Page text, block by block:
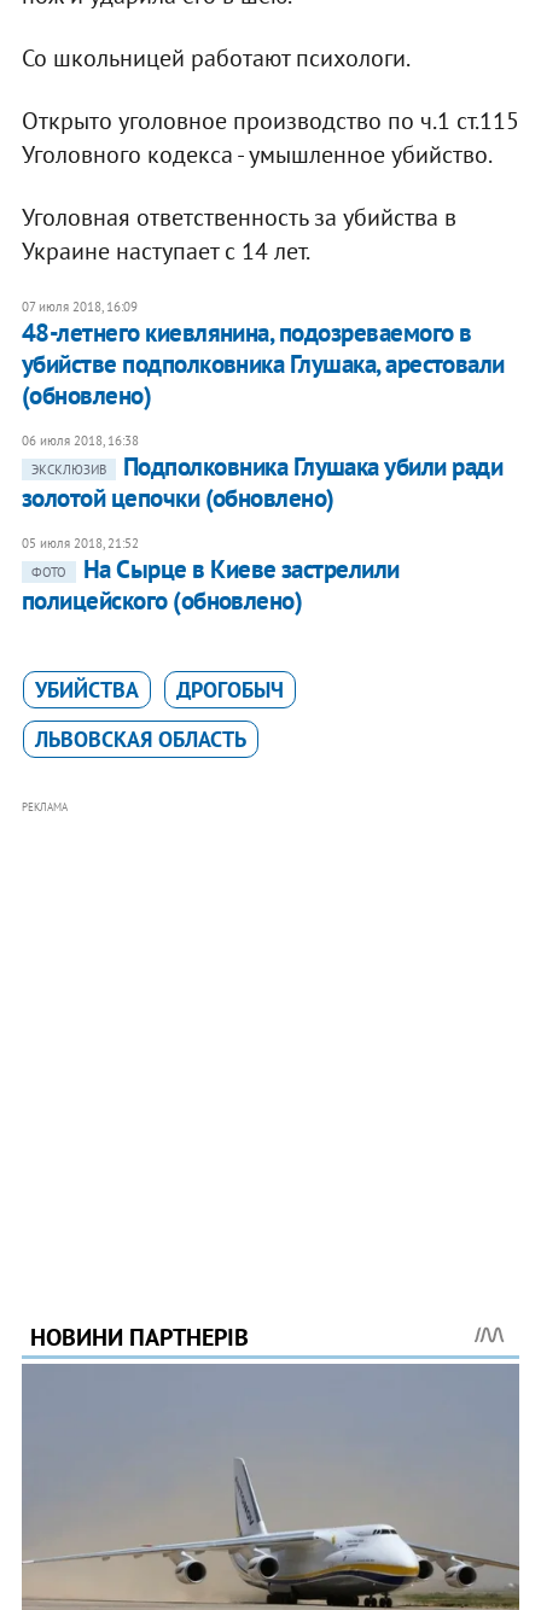
Со школьницей работают психологи.
Открыто уголовное производство по ч.1 ст.115
Уголовного кодекса - умышленное убийство.
Уголовная ответственность за убийства в
Украине наступает с 14 лет.
07 июля 2018, 16:09
48-летнего киевлянина, подозреваемого в
убийстве подполковника Глушака, арестовали
(обновлено)
06 июля 2018, 16:38
ЭКСКЛЮЗИВ
Подполковника Глушака убили ради
золотой цепочки (обновлено)
05 июля 2018, 21:52
ФОТО
​На Сырце в Киеве застрелили
полицейского (обновлено)
УБИЙСТВА
ДРОГОБЫЧ
ЛЬВОВСКАЯ ОБЛАСТЬ
РЕКЛАМА